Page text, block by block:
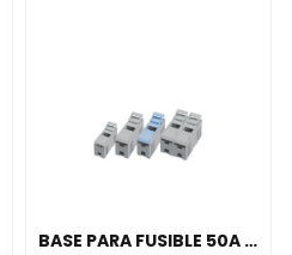
BASE PARA FUSIBLE 50A 14x51mm AZUL